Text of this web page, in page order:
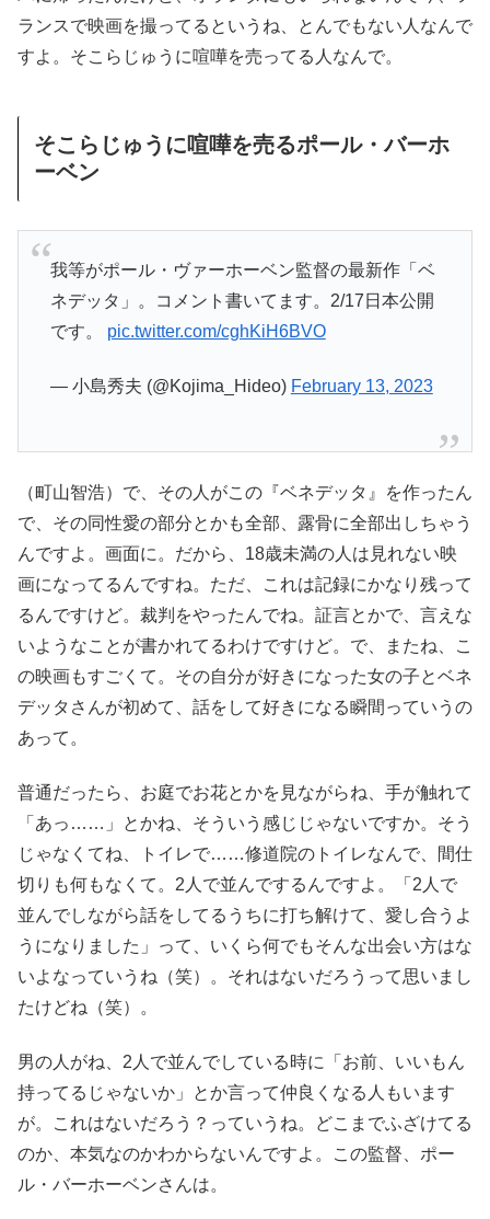
ランスで映画を撮ってるというね、とんでもない人なんで
すよ。そこらじゅうに喧嘩を売ってる人なんで。
そこらじゅうに喧嘩を売るポール・バーホ
ーベン
我等がポール・ヴァーホーベン監督の最新作「ベ
ネデッタ」。コメント書いてます。2/17日本公開
です。 pic.twitter.com/cghKiH6BVO
— 小島秀夫 (@Kojima_Hideo) February 13, 2023
（町山智浩）で、その人がこの『ベネデッタ』を作ったん
で、その同性愛の部分とかも全部、露骨に全部出しちゃう
んですよ。画面に。だから、18歳未満の人は見れない映
画になってるんですね。ただ、これは記録にかなり残って
るんですけど。裁判をやったんでね。証言とかで、言えな
いようなことが書かれてるわけですけど。で、またね、こ
の映画もすごくて。その自分が好きになった女の子とベネ
デッタさんが初めて、話をして好きになる瞬間っていうの
あって。
普通だったら、お庭でお花とかを見ながらね、手が触れて
「あっ……」とかね、そういう感じじゃないですか。そう
じゃなくてね、トイレで……修道院のトイレなんで、間仕
切りも何もなくて。2人で並んでするんですよ。「2人で
並んでしながら話をしてるうちに打ち解けて、愛し合うよ
うになりました」って、いくら何でもそんな出会い方はな
いよなっていうね（笑）。それはないだろうって思いまし
たけどね（笑）。
男の人がね、2人で並んでしている時に「お前、いいもん
持ってるじゃないか」とか言って仲良くなる人もいます
が。これはないだろう？っていうね。どこまでふざけてる
のか、本気なのかわからないんですよ。この監督、ポー
ル・バーホーベンさんは。